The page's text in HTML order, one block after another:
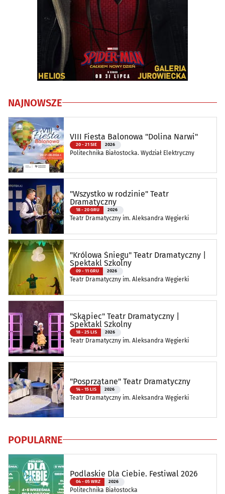
NAJNOWSZE
VIII Fiesta Balonowa "Dolina Narwi"
20 - 21 SIE 2026
Politechnika Białostocka. Wydział Elektryczny
"Wszystko w rodzinie" Teatr
Dramatyczny
18 - 20 GRU 2026
Teatr Dramatyczny im. Aleksandra Węgierki
"Królowa Śniegu" Teatr Dramatyczny |
Spektakl Szkolny
09 - 11 GRU 2026
Teatr Dramatyczny im. Aleksandra Węgierki
"Skąpiec" Teatr Dramatyczny |
Spektakl Szkolny
18 - 25 LIS 2026
Teatr Dramatyczny im. Aleksandra Węgierki
"Posprzątane" Teatr Dramatyczny
14 - 15 LIS 2026
Teatr Dramatyczny im. Aleksandra Węgierki
POPULARNE
Podlaskie Dla Ciebie. Festiwal 2026
04 - 05 WRZ 2026
Politechnika Białostocka